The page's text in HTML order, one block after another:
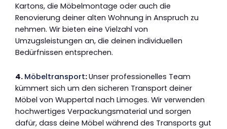
Kartons, die Möbelmontage oder auch die
Renovierung deiner alten Wohnung in Anspruch zu
nehmen. Wir bieten eine Vielzahl von
Umzugsleistungen an, die deinen individuellen
Bedürfnissen entsprechen.
4. Möbeltransport:Unser professionelles Team
kümmert sich um den sicheren Transport deiner
Möbel von Wuppertal nach Limoges. Wir verwenden
hochwertiges Verpackungsmaterial und sorgen
dafür, dass deine Möbel während des Transports gut